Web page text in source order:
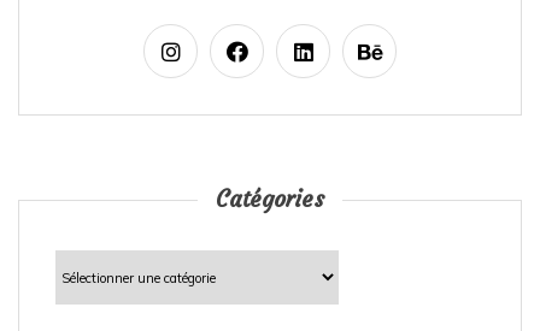
Catégories
Catégories